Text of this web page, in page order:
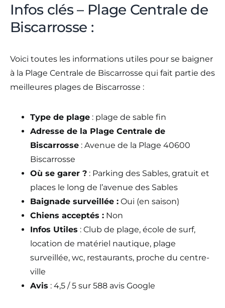
Infos clés – Plage Centrale de
Biscarrosse :
Voici toutes les informations utiles pour se baigner
à la Plage Centrale de Biscarrosse qui fait partie des
meilleures plages de Biscarrosse :
Type de plage : plage de sable fin
Adresse de la Plage Centrale de
Biscarrosse : Avenue de la Plage 40600
Biscarrosse
Où se garer ? : Parking des Sables, gratuit et
places le long de l’avenue des Sables
Baignade surveillée : Oui (en saison)
Chiens acceptés : Non
Infos Utiles : Club de plage, école de surf,
location de matériel nautique, plage
surveillée, wc, restaurants, proche du centre-
ville
Avis : 4,5 / 5 sur 588 avis Google